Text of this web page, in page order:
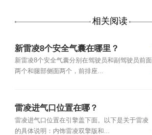
相关阅读
新雷凌8个安全气囊在哪里？
新雷凌8个安全气囊分别在驾驶员和副驾驶员前面
两个和腿部侧面两个，前排座...
雷凌进气口位置在哪？
雷凌进气口位置在引擎盖下面。以下是关于雷凌
的具体说明：内饰雷凌双擎版和...